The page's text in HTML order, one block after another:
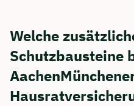
Welche
Schutzbausteine